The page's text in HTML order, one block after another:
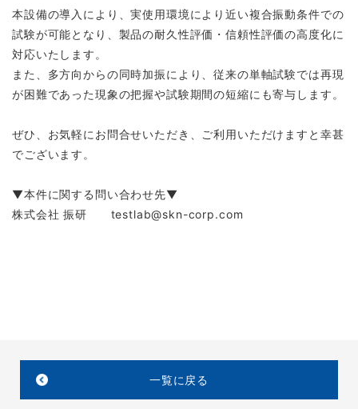
本設備の導入により、実使用環境により近い複合振動条件での
試験が可能となり、製品の耐久性評価・信頼性評価の高度化に
対応いたします。
また、多方向からの同時加振により、従来の単軸試験では再現
が困難であった現象の把握や試験期間の短縮にも寄与します。
ぜひ、お気軽にお問合せいただき、ご利用いただけますと幸甚
でございます。
▼本件に関する問い合わせ先▼
株式会社 振研 testlab@skn-corp.com
一覧に戻る